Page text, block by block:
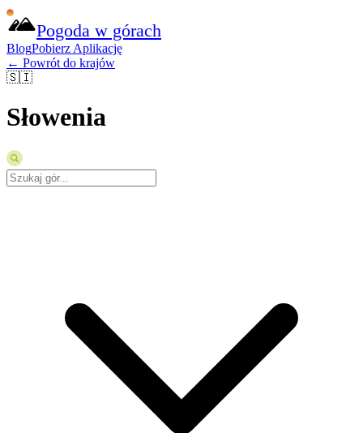
Pogoda w górach
BlogPobierz Aplikację
← Powrót do krajów
🇸🇮
Słowenia